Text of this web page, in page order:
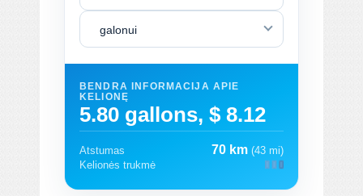
galonui
BENDRA INFORMACIJA APIE
KELIONĘ
5.80 gallons, $ 8.12
Atstumas 70 km (43 mi)
Kelionės trukmė